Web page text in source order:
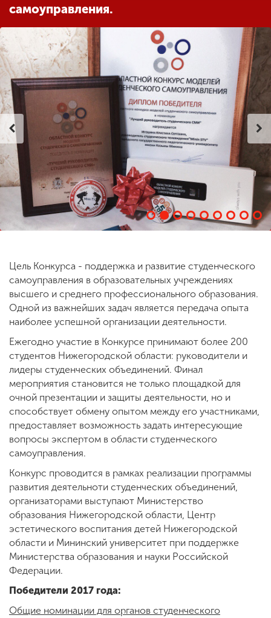
Другие виды
деятельности
Студенческая жизнь
Сведения об
образовательной
организации
ENG SPN CHI
Приемная
комиссия
+7 (831) 262-26-20
самоуправления.
Цель Конкурса - поддержка и развитие студенческого
самоуправления в образовательных учреждениях
высшего и среднего профессионального образования.
Одной из важнейших задач является передача опыта
наиболее успешной организации деятельности.
Ежегодно участие в Конкурсе принимают более 200
студентов Нижегородской области: руководители и
лидеры студенческих объединений. Финал
мероприятия становится не только площадкой для
очной презентации и защиты деятельности, но и
способствует обмену опытом между его участниками,
предоставляет возможность задать интересующие
вопросы экспертом в области студенческого
самоуправления.
Конкурс проводится в рамках реализации программы
развития деятельноти студенческих объединений,
организаторами выступают Министерство
образования Нижегородской области, Центр
эстетического воспитания детей Нижегородской
области и Мининский университет при поддержке
Министерства образования и науки Российской
Федерации.
Победители 2017 года:
Общие номинации для органов студенческого